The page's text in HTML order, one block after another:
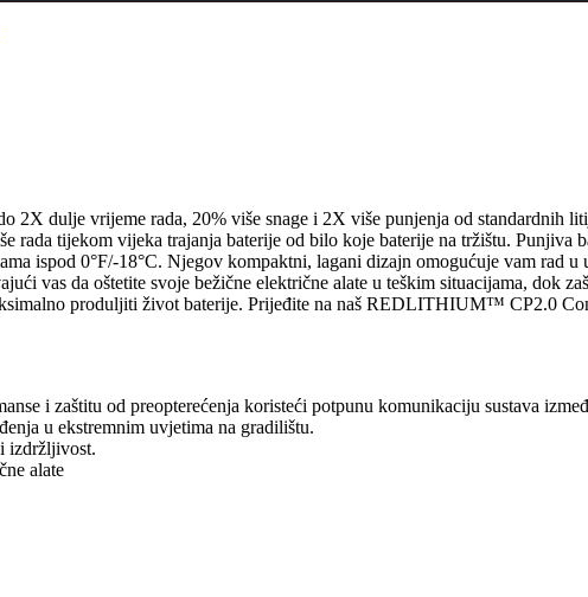
dulje vrijeme rada, 20% više snage i 2X više punjenja od standardnih
rada tijekom vijeka trajanja baterije od bilo koje baterije na tržištu. Punjiva
ispod 0°F/-18°C. Njegov kompaktni, lagani dizajn omogućuje vam rad
vas da oštetite svoje bežične električne alate u teškim situacijama, dok
produljiti život baterije. Prijeđite na naš REDLITHIUM™ CP2.0
i zaštitu od preopterećenja koristeći potpunu komunikaciju sustava
u ekstremnim uvjetima na gradilištu.
izdržljivost.
alate